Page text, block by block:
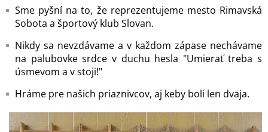
Sme pyšní na to, že reprezentujeme mesto Rimavská
Sobota a športový klub Slovan.
Nikdy sa nevzdávame a v každom zápase nechávame
na palubovke srdce v duchu hesla "Umierať treba s
úsmevom a v stoji!"
Hráme pre našich priaznivcov, aj keby boli len dvaja.